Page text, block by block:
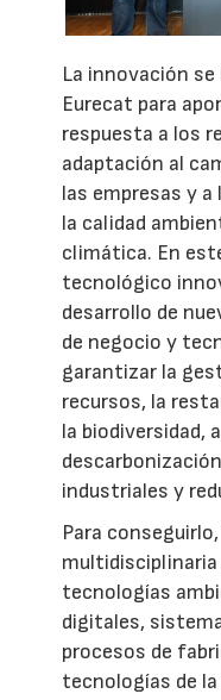
La innovación
Eurecat para
respuesta a los
adaptación al
las empresas y a
la calidad
climática. En
tecnológico
desarrollo de
de negocio y
garantizar la
recursos, la
la biodiversidad,
industriales y
Para
multidisciplinaria
tecnologías
digitales,
procesos de
tecnologías de la